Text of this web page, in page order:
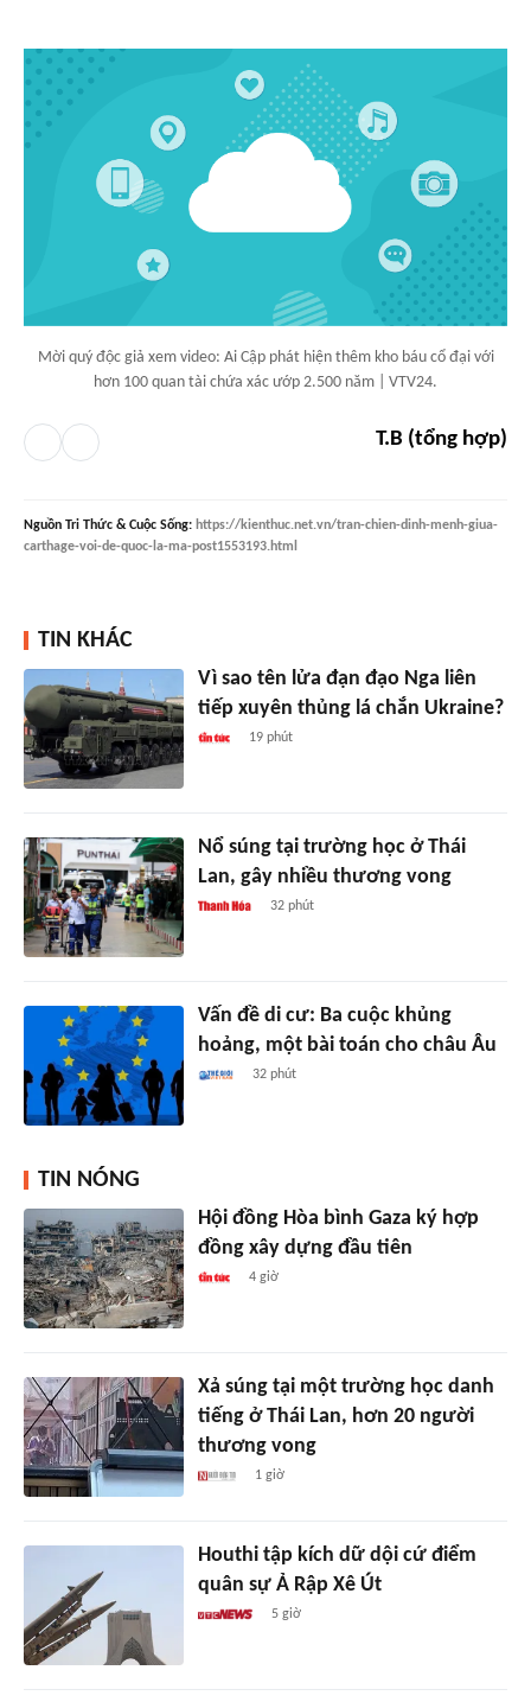
Mời quý độc giả xem video: Ai Cập phát hiện thêm kho báu cổ đại với
hơn 100 quan tài chứa xác ướp 2.500 năm | VTV24.
T.B (tổng hợp)
Nguồn Tri Thức & Cuộc Sống: https://kienthuc.net.vn/tran-chien-dinh-menh-giua-
carthage-voi-de-quoc-la-ma-post1553193.html
TIN KHÁC
Vì sao tên lửa đạn đạo Nga liên
tiếp xuyên thủng lá chắn Ukraine?
19 phút
Nổ súng tại trường học ở Thái
Lan, gây nhiều thương vong
32 phút
Vấn đề di cư: Ba cuộc khủng
hoảng, một bài toán cho châu Âu
32 phút
TIN NÓNG
Hội đồng Hòa bình Gaza ký hợp
đồng xây dựng đầu tiên
4 giờ
Xả súng tại một trường học danh
tiếng ở Thái Lan, hơn 20 người
thương vong
1 giờ
Houthi tập kích dữ dội cứ điểm
quân sự Ả Rập Xê Út
5 giờ